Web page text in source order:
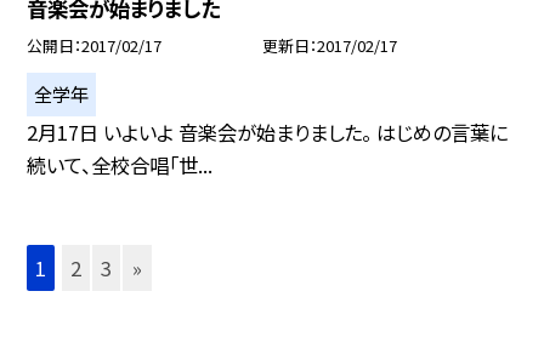
音楽会が始まりました
公開日 2017/02/17 更新日 2017/02/17
全学年
2月17日 いよいよ 音楽会が始まりました。 はじめの言葉に
続いて、全校合唱「世...
1 2 3 »